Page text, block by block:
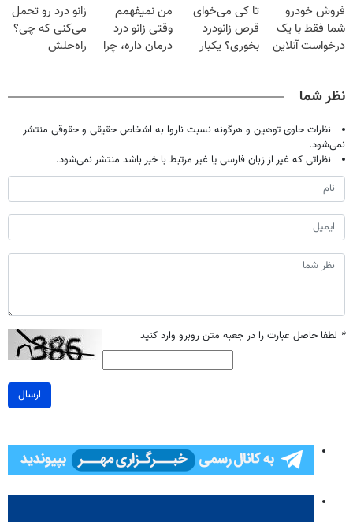
میلیون تومان!!!
خانگی
صحبت کنید)
فروش خودرو
شما فقط با یک
درخواست آنلاین
تا کی می‌خوای
قرص زانودرد
بخوری؟ یکبار
من نمیفهمم
وقتی زانو درد
درمان داره، چرا
زانو درد رو تحمل
می‌کنی که چی؟
راه‌حلش
نظر شما
نظرات حاوی توهین و هرگونه نسبت ناروا به اشخاص حقیقی و حقوقی منتشر
نمی‌شود.
نظراتی که غیر از زبان فارسی یا غیر مرتبط با خبر باشد منتشر نمی‌شود.
* لطفا حاصل عبارت را در جعبه متن روبرو وارد کنید
ارسال